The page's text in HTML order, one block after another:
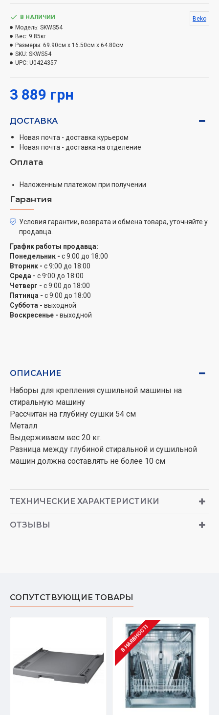
3 889 грн
В НАЛИЧИИ
Модель: SKWS54
Вес: 9.85кг
Размеры: 69.90см x 16.50см x 64.80см
SKU: SKWS54
UPC: U0424357
Beko
ДОСТАВКА
Новая почта - доставка курьером
Новая почта - доставка на отделение
Оплата
Наложенным платежом при получении
Гарантия
Условия гарантии, возврата и обмена товара, уточняйте у
продавца.
График работы продавца:
Понедельник - с 9:00 до 18:00
Вторник - с 9:00 до 18:00
Среда - с 9:00 до 18:00
Четверг - с 9:00 до 18:00
Пятница - с 9:00 до 18:00
Суббота - выходной
Воскресенье - выходной
ОПИСАНИЕ
Наборы для крепления сушильной машины на
стиральную машину
Рассчитан на глубину сушки 54 см
Металл
Выдерживаем вес 20 кг.
Разница между глубиной стиральной и сушильной
машин должна составлять не более 10 см
ТЕХНИЧЕСКИЕ ХАРАКТЕРИСТИКИ
ОТЗЫВЫ
СОПУТСТВУЮЩИЕ ТОВАРЫ
В НАЯВНОСТІ